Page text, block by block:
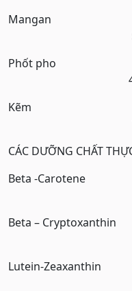
Phốt
Kẽm
CÁC DƯỠNG CHẤT
Beta -
Beta –
Lutein-